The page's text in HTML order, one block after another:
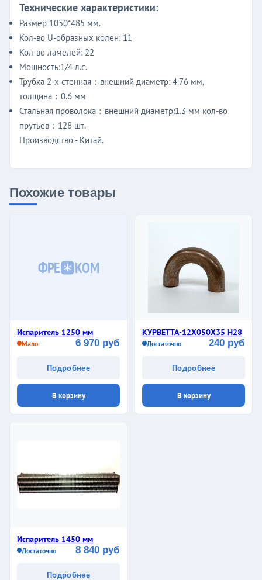
Технические характеристики:
Размер 1050*485 мм.
Кол-во U-образных колен: 11
Кол-во ламелей: 22
Мощность:1/4 л.с.
Трубка 2-х стенная：внешний диаметр: 4.76 мм,
толщина：0.6 мм
Стальная проволока：внешний диаметр:1.3 мм кол-во
прутьев：128 шт.
Производство - Китай.
Похожие товары
ФРЕ КОМ
Испаритель 1250 мм
Мало 6 970 руб
Подробнее
В корзину
КУРВЕТТА-12Х050Х35 Н28
Достаточно 240 руб
Подробнее
В корзину
Испаритель 1450 мм
Достаточно 8 840 руб
Подробнее